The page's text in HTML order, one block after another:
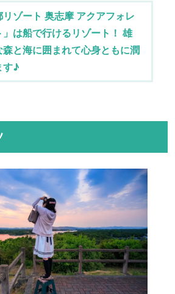
リゾート 奥志摩 アクアフォレ
」は船で行けるリゾート！ 雄
森と海に囲まれて心身ともに潤
す♪